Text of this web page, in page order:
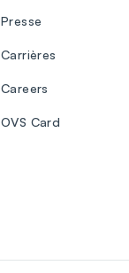
Presse
Carrières
Careers
OVS Card